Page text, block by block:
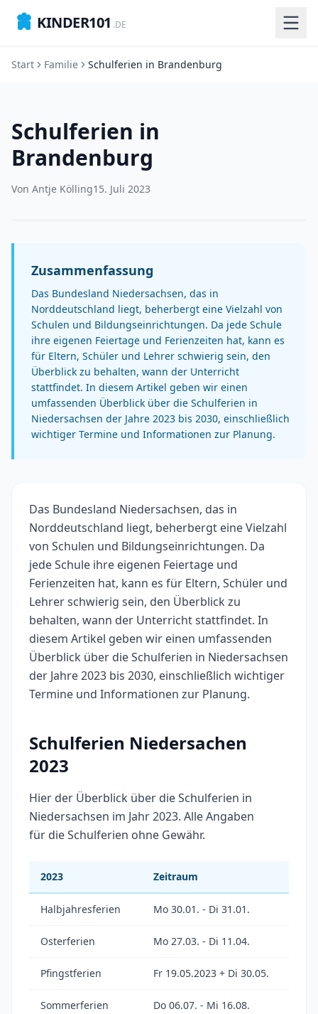
KINDER101 .DE
Start Familie Schulferien in Brandenburg
Schulferien in
Brandenburg
Von Antje Kölling15. Juli 2023
Zusammenfassung
Das Bundesland Niedersachsen, das in
Norddeutschland liegt, beherbergt eine Vielzahl von
Schulen und Bildungseinrichtungen. Da jede Schule
ihre eigenen Feiertage und Ferienzeiten hat, kann es
für Eltern, Schüler und Lehrer schwierig sein, den
Überblick zu behalten, wann der Unterricht
stattfindet. In diesem Artikel geben wir einen
umfassenden Überblick über die Schulferien in
Niedersachsen der Jahre 2023 bis 2030, einschließlich
wichtiger Termine und Informationen zur Planung.
Das Bundesland Niedersachsen, das in
Norddeutschland liegt, beherbergt eine Vielzahl
von Schulen und Bildungseinrichtungen. Da
jede Schule ihre eigenen Feiertage und
Ferienzeiten hat, kann es für Eltern, Schüler und
Lehrer schwierig sein, den Überblick zu
behalten, wann der Unterricht stattfindet. In
diesem Artikel geben wir einen umfassenden
Überblick über die Schulferien in Niedersachsen
der Jahre 2023 bis 2030, einschließlich wichtiger
Termine und Informationen zur Planung.
Schulferien Niedersachen
2023
Hier der Überblick über die Schulferien in
Niedersachsen im Jahr 2023. Alle Angaben
für die Schulferien ohne Gewähr.
2023 Zeitraum
Halbjahresferien Mo 30.01. - Di 31.01.
Osterferien Mo 27.03. - Di 11.04.
Pfingstferien Fr 19.05.2023 + Di 30.05.
Sommerferien Do 06.07. - Mi 16.08.